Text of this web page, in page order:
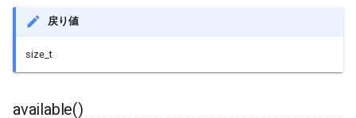
戻り値
size_t
available()